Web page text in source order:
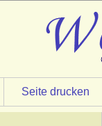
Seite drucken